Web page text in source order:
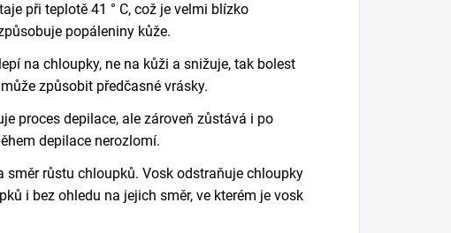
taje při teplotě 41 ° C, což je velmi blízko
popáleniny kůže.
lepí na chloupky, ne na kůži a snižuje, tak bolest
způsobit předčasné vrásky.
proces depilace, ale zároveň zůstává i po
depilace nerozlomí.
směr růstu chloupků. Vosk odstraňuje chloupky
pků i bez ohledu na jejich směr, ve kterém je vosk